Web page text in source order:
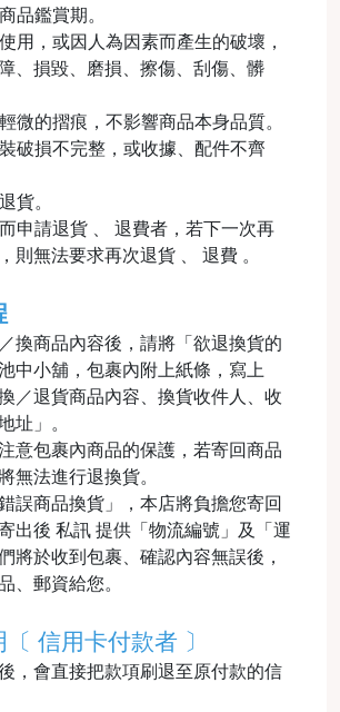
品鑑賞期。
用，或因人為因素而產生的破壞，
、損毀、磨損、擦傷、刮傷、髒
微的摺痕，不影響商品本身品質。
破損不完整，或收據、配件不齊
貨。
申請退貨 、 退費者，若下一次再
則無法要求再次退貨 、 退費 。
換商品內容後，請將「欲退換貨的
中小舖，包裹內附上紙條，寫上
／退貨商品內容、換貨收件人、收
址」。
意包裹內商品的保護，若寄回商品
無法進行退換貨。
誤商品換貨」，本店將負擔您寄回
出後 私訊 提供「物流編號」及「運
將於收到包裹、確認內容無誤後，
、郵資給您。
信用卡付款者 〕
，會直接把款項刷退至原付款的信